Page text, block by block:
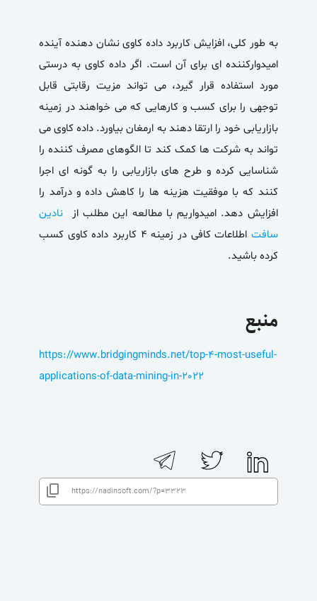
به طور کلی، افزایش کاربرد داده کاوی نشان دهنده آینده
امیدوارکننده ای برای آن است. اگر داده کاوی به درستی
مورد استفاده قرار گیرد، می تواند مزیت رقابتی قابل
توجهی را برای کسب و کارهایی که می خواهند در زمینه
بازاریابی خود را ارتقا دهند به ارمغان بیاورد. داده کاوی می
تواند به شرکت ها کمک کند تا الگوهای مصرف کننده را
شناسایی کرده و طرح های بازاریابی را به گونه ای اجرا
کنند که با موفقیت هزینه ها را کاهش داده و درآمد را
افزایش دهد. امیدواریم با مطالعه این مطلب از نادین
سافت
اطلاعات کافی در زمینه ۴ کاربرد داده کاوی کسب
کرده باشید.
منبع
https://www.bridgingminds.net/top-4-most-useful-
applications-of-data-mining-in-2022